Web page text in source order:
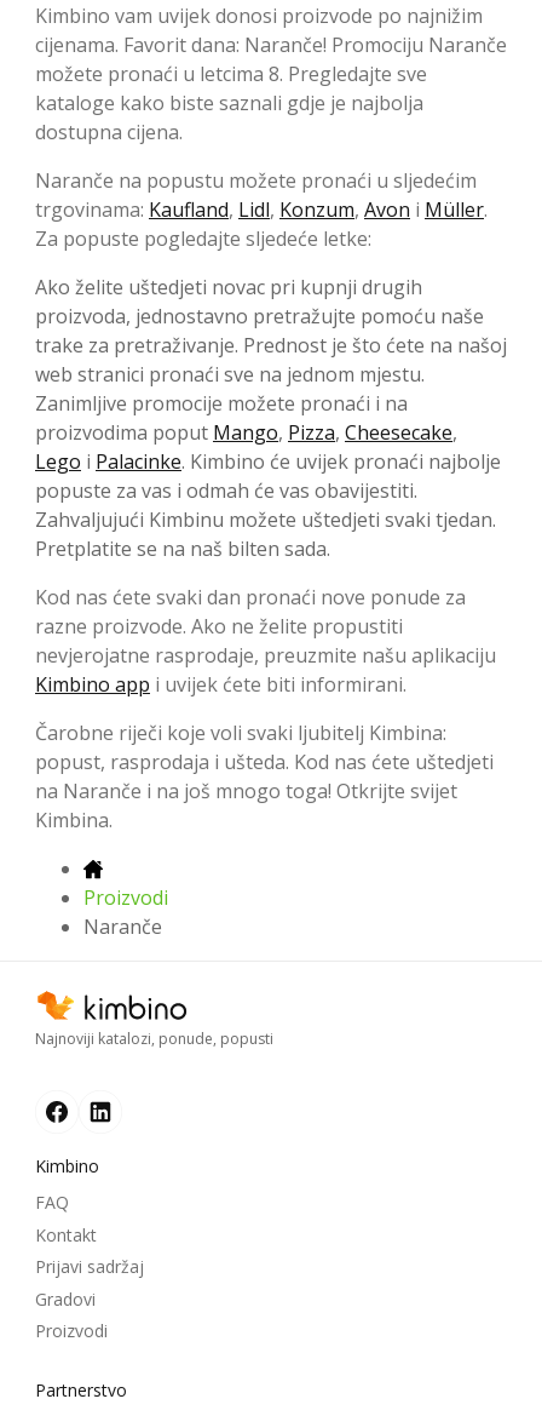
Kimbino vam uvijek donosi proizvode po najnižim
cijenama. Favorit dana: Naranče! Promociju Naranče
možete pronaći u letcima 8. Pregledajte sve
kataloge kako biste saznali gdje je najbolja
dostupna cijena.
Naranče na popustu možete pronaći u sljedećim
trgovinama: Kaufland, Lidl, Konzum, Avon i Müller.
Za popuste pogledajte sljedeće letke:
Ako želite uštedjeti novac pri kupnji drugih
proizvoda, jednostavno pretražujte pomoću naše
trake za pretraživanje. Prednost je što ćete na našoj
web stranici pronaći sve na jednom mjestu.
Zanimljive promocije možete pronaći i na
proizvodima poput Mango, Pizza, Cheesecake,
Lego i Palacinke. Kimbino će uvijek pronaći najbolje
popuste za vas i odmah će vas obavijestiti.
Zahvaljujući Kimbinu možete uštedjeti svaki tjedan.
Pretplatite se na naš bilten sada.
Kod nas ćete svaki dan pronaći nove ponude za
razne proizvode. Ako ne želite propustiti
nevjerojatne rasprodaje, preuzmite našu aplikaciju
Kimbino app i uvijek ćete biti informirani.
Čarobne riječi koje voli svaki ljubitelj Kimbina:
popust, rasprodaja i ušteda. Kod nas ćete uštedjeti
na Naranče i na još mnogo toga! Otkrijte svijet
Kimbina.
Proizvodi
Naranče
Najnoviji katalozi, ponude, popusti
Kimbino
FAQ
Kontakt
Prijavi sadržaj
Gradovi
Proizvodi
Partnerstvo